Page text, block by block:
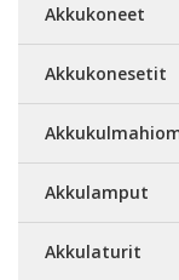
Akkukoneet
Akkukonesetit
Akkulamput
Akkulaturit